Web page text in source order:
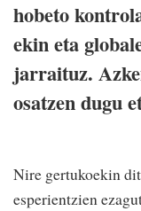
hobeto
ekin eta
jarraituz.
osatzen dugu
Nire gertukoekin
esperientzien